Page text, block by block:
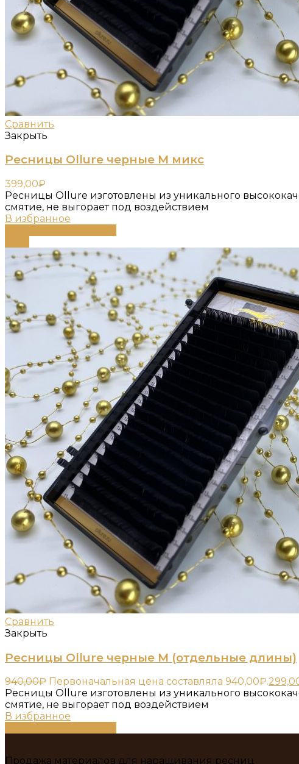
Сравнить
Закрыть
Ресницы Ollure черные M микс
399,00₽
Ресницы Ollure изготовлены из уникального
смятие, не выгорает под воздействием
В избранное
Сравнить
Закрыть
Ресницы Ollure черные M (отдельные длины)
940,00₽ Первоначальная цена составляла 940,00₽.
Ресницы Ollure изготовлены из уникального
смятие, не выгорает под воздействием
В избранное
Продажа материалов для наращивания ресниц